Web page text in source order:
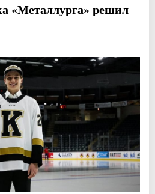
«Металлурга» решил